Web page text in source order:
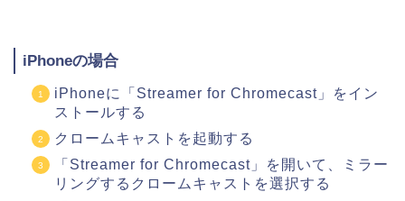
iPhoneの場合
iPhoneに「Streamer for Chromecast」をイン
ストールする
クロームキャストを起動する
「Streamer for Chromecast」を開いて、ミラー
リングするクロームキャストを選択する